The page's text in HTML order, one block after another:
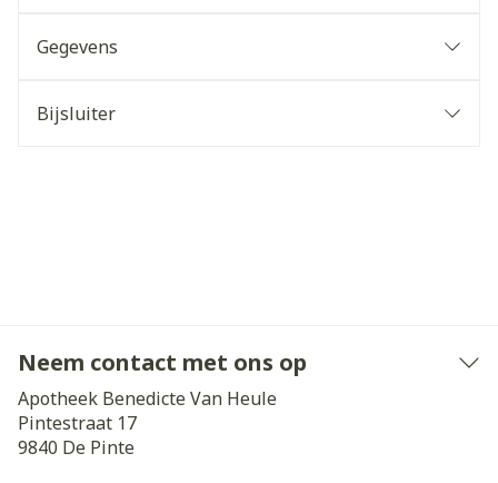
Gegevens
Bijsluiter
Neem contact met ons op
Apotheek Benedicte Van Heule
Pintestraat 17
9840 De Pinte